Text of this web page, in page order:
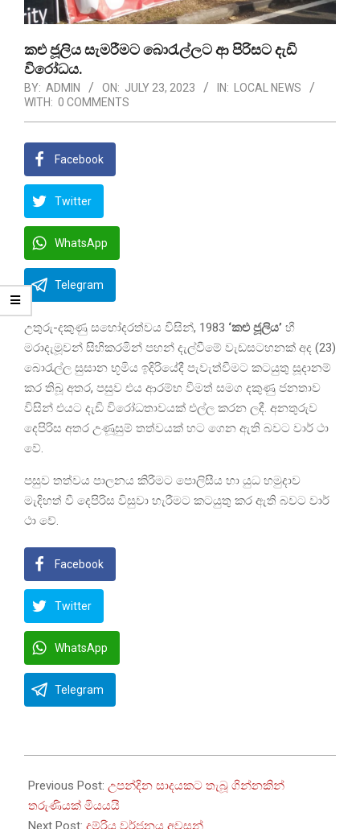
කළු ජූලිය සැමරීමට බොරැල්ලට ආ පිරිසට දැඩි
විරෝධය.
BY: ADMIN ON: JULY 23, 2023 IN:
LOCAL NEWS
WITH: 0 COMMENTS
Facebook
Twitter
WhatsApp
Telegram
උතුරු-දකුණු සහෝදරත්වය විසින්, 1983 ‘කළු ජූලිය’ හී
මරාදැමූවන් සිහිකරමින් පහන් දැල්වීමේ වැඩසටහනක් අද (23)
බොරැල්ල සුසාන භූමිය ඉදිරියේදී පැවැත්වීමට කටයුතු සූදානම්
කර තිබූ‍ අතර, පසුව එය ආරම්භ වීමත් සමග දකුණු ජනතාව
විසින් එයට දැඩි විරෝධතාවයක් එල්ල කරන ලදී. අනතුරුව
දෙපිරිස අතර උණූසුම් තත්වයක් හට ගෙන ඇති බවට වාර් ථා
වේ.
පසුව තත්වය පාලනය කිරීමට පොලිසීය හා යුධ හමුදාව
මැදිහත් වී දෙපිරිස විසුවා හැරීමට කටයුතු කර ඇති බවට වාර්
ථා වේ.
Facebook
Twitter
WhatsApp
Telegram
07-
23
Previous Post: උපන්දින සාදයකට තැබූ ගින්නකින්
තරුණියක් මියයයි
Next Post: දුම්රිය වර්ජනය අවසන්